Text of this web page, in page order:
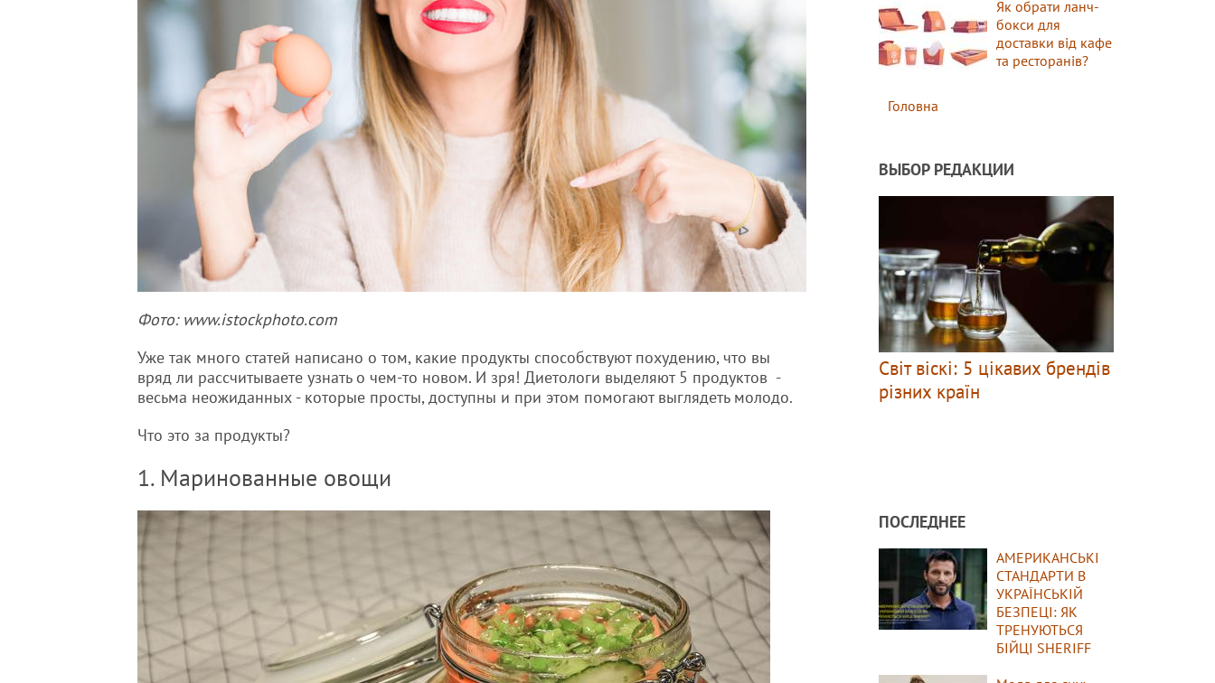
Фото: www.istockphoto.com
Уже так много статей написано о том, какие продукты способствуют похудению, что вы
вряд ли рассчитываете узнать о чем-то новом. И зря! Диетологи выделяют 5 продуктов -
весьма неожиданных - которые просты, доступны и при этом помогают выглядеть молодо.
Что это за продукты?
1. Маринованные овощи
Як обрати ланч-
бокси для
доставки від кафе
та ресторанів?
Головна
ВЫБОР РЕДАКЦИИ
Світ віскі: 5 цікавих брендів
різних країн
ПОСЛЕДНЕЕ
АМЕРИКАНСЬКІ
СТАНДАРТИ В
УКРАЇНСЬКІЙ
БЕЗПЕЦІ: ЯК
ТРЕНУЮТЬСЯ
БІЙЦІ SHERIFF